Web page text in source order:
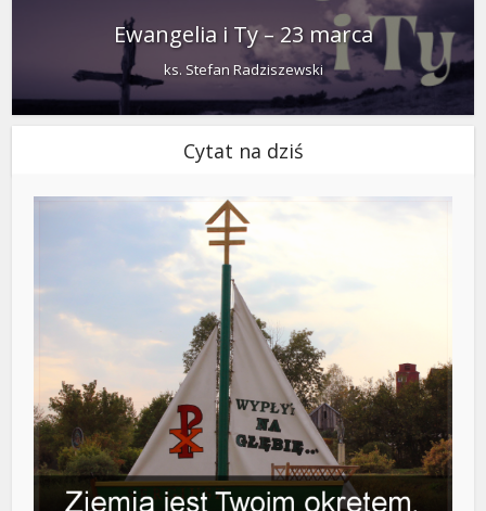
Ewangelia i Ty – 23 marca
ks. Stefan Radziszewski
Cytat na dziś